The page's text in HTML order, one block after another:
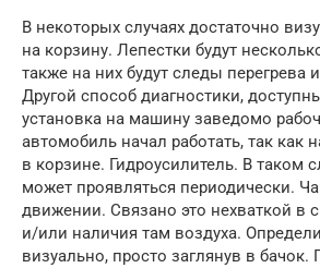
В некоторых случаях достаточно
на корзину. Лепестки будут
также на них будут следы перегрева
Другой способ диагностики,
установка на машину заведомо
автомобиль начал работать, так как
в корзине. Гидроусилитель. В таком
может проявляться периодически.
движении. Связано это нехваткой в
и/или наличия там воздуха.
визуально, просто заглянув в